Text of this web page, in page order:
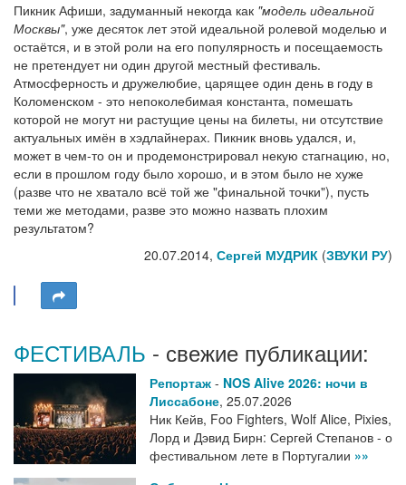
Пикник Афиши, задуманный некогда как "модель идеальной
Москвы", уже десяток лет этой идеальной ролевой моделью и
остаётся, и в этой роли на его популярность и посещаемость
не претендует ни один другой местный фестиваль.
Атмосферность и дружелюбие, царящее один день в году в
Коломенском - это непоколебимая константа, помешать
которой не могут ни растущие цены на билеты, ни отсутствие
актуальных имён в хэдлайнерах. Пикник вновь удался, и,
может в чем-то он и продемонстрировал некую стагнацию, но,
если в прошлом году было хорошо, и в этом было не хуже
(разве что не хватало всё той же "финальной точки"), пусть
теми же методами, разве это можно назвать плохим
результатом?
20.07.2014, Сергей МУДРИК (ЗВУКИ РУ)
ФЕСТИВАЛЬ - свежие публикации:
Репортаж - NOS Alive 2026: ночи в
Лиссабоне, 25.07.2026
Ник Кейв, Foo Fighters, Wolf Alice, Pixies,
Лорд и Дэвид Бирн: Сергей Степанов - о
фестивальном лете в Португалии »»